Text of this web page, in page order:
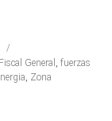
Fiscal General ,fuerzas
Zona